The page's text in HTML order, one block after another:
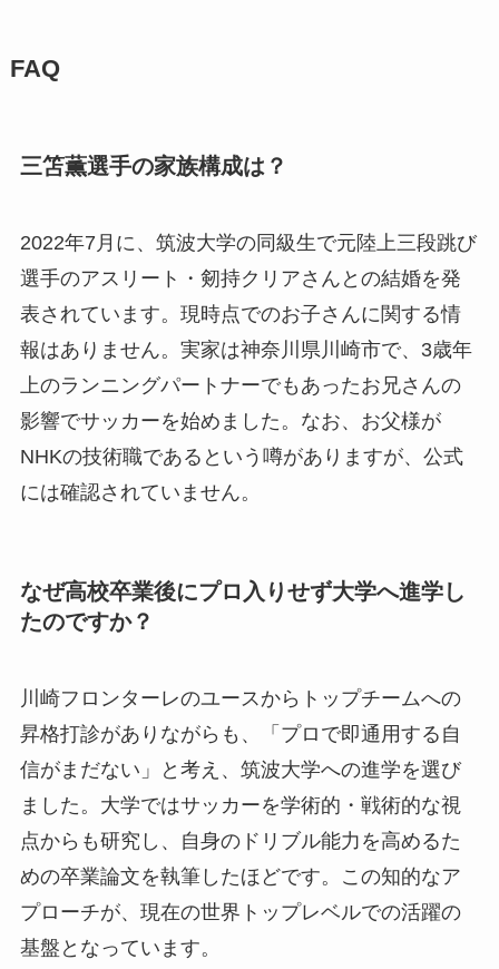
FAQ
三笘薫選手の家族構成は？
2022年7月に、筑波大学の同級生で元陸上三段跳び
選手のアスリート・剱持クリアさんとの結婚を発
表されています。現時点でのお子さんに関する情
報はありません。実家は神奈川県川崎市で、3歳年
上のランニングパートナーでもあったお兄さんの
影響でサッカーを始めました。なお、お父様が
NHKの技術職であるという噂がありますが、公式
には確認されていません。
なぜ高校卒業後にプロ入りせず大学へ進学し
たのですか？
川崎フロンターレのユースからトップチームへの
昇格打診がありながらも、「プロで即通用する自
信がまだない」と考え、筑波大学への進学を選び
ました。大学ではサッカーを学術的・戦術的な視
点からも研究し、自身のドリブル能力を高めるた
めの卒業論文を執筆したほどです。この知的なア
プローチが、現在の世界トップレベルでの活躍の
基盤となっています。